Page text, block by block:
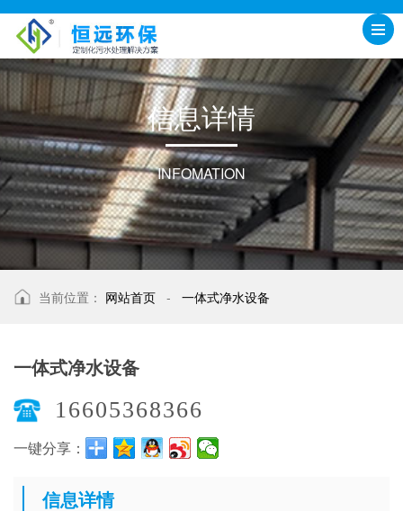
信息详情
INFOMATION
当前位置： 网站首页 - 一体式净水设备
一体式净水设备
16605368366
一键分享：
信息详情